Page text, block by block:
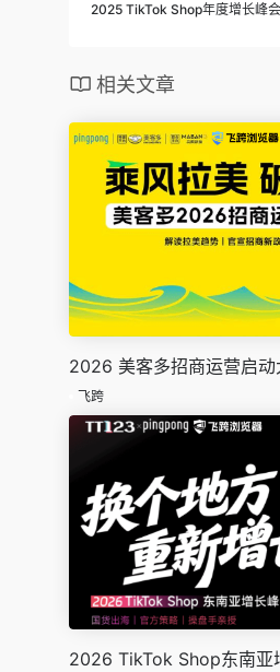
2025 TikTok Shop年度增长峰会
相关文章
2026 美客多招商运营启动
飞跨
2026 TikTok Shop东南亚